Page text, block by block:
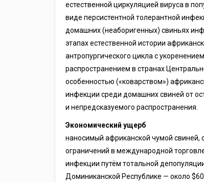
естественной циркуляцией вируса в
виде персистентной толерантной
домашних (неаборигенных) свиньях
этапах естественной истории
антропургического цикла с
распространением в странах
особенностью («коварством»)
инфекции среди домашних свиней от
и непредсказуемого распространения.
Экономический ущерб
наносимый африканской чумой свиней,
ограничений в международной
инфекции путём тотальной
Доминиканской Республике — около